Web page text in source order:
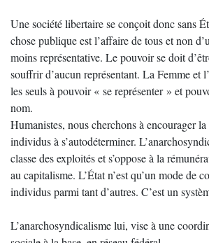
Une société libertaire se conçoit donc sans
chose publique est l’affaire de tous et non
moins représentative. Le pouvoir se doit
souffrir d’aucun représentant. La Femme et
les seuls à pouvoir « se représenter » et
nom.
Humanistes, nous cherchons à encourager la
individus à s’autodéterminer.
classe des exploités et s’oppose à la
au capitalisme. L’État n’est qu’un mode de
individus parmi tant d’autres. C’est un
L’anarchosyndicalisme lui, vise à une